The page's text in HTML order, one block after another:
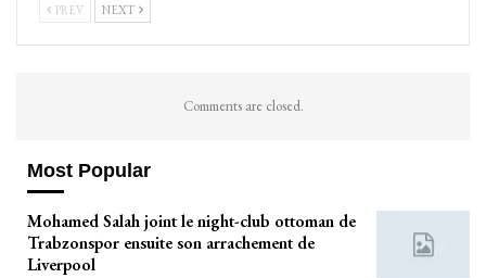
PREV NEXT
Comments are closed.
Most Popular
Mohamed Salah joint le night-club ottoman de
Trabzonspor ensuite son arrachement de
Liverpool